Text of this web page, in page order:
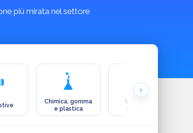
più mirata nel settore
Chimica, gomma
e plastica
Ecologia e
ambiente